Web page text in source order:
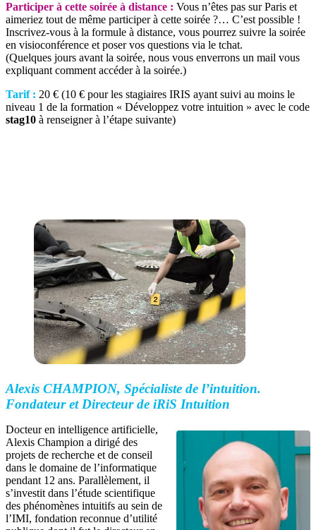
Participer à cette soirée à distance : Vous n’êtes pas sur Paris et
aimeriez tout de même participer à cette soirée ?… C’est possible !
Inscrivez-vous à la formule à distance, vous pourrez suivre la soirée
en visioconférence et poser vos questions via le tchat.
(Quelques jours avant la soirée, nous vous enverrons un mail vous
expliquant comment accéder à la soirée.)
Tarif : 20 € (10 € pour les stagiaires IRIS ayant suivi au moins le
niveau 1 de la formation « Développez votre intuition » avec le code
stag10 à renseigner à l’étape suivante)
Alexis CHAMPION, Spécialiste de l’intuition.
Fondateur et Directeur de iRiS Intuition
Docteur en intelligence artificielle,
Alexis Champion a dirigé des
projets de recherche et de conseil
dans le domaine de l’informatique
pendant 12 ans. Parallèlement, il
s’investit dans l’étude scientifique
des phénomènes intuitifs au sein de
l’IMI, fondation reconnue d’utilité